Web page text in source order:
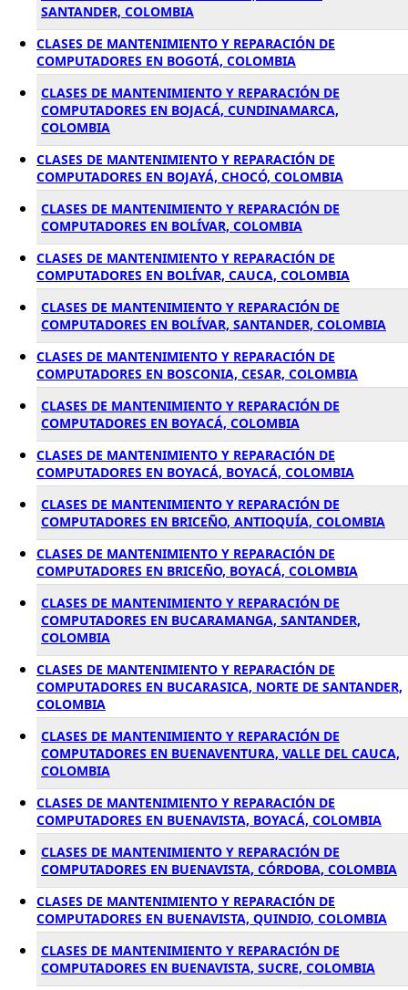
SANTANDER, COLOMBIA
CLASES DE MANTENIMIENTO Y REPARACIÓN DE
COMPUTADORES EN BOGOTÁ, COLOMBIA
CLASES DE MANTENIMIENTO Y REPARACIÓN DE
COMPUTADORES EN BOJACÁ, CUNDINAMARCA,
COLOMBIA
CLASES DE MANTENIMIENTO Y REPARACIÓN DE
COMPUTADORES EN BOJAYÁ, CHOCÓ, COLOMBIA
CLASES DE MANTENIMIENTO Y REPARACIÓN DE
COMPUTADORES EN BOLÍVAR, COLOMBIA
CLASES DE MANTENIMIENTO Y REPARACIÓN DE
COMPUTADORES EN BOLÍVAR, CAUCA, COLOMBIA
CLASES DE MANTENIMIENTO Y REPARACIÓN DE
COMPUTADORES EN BOLÍVAR, SANTANDER, COLOMBIA
CLASES DE MANTENIMIENTO Y REPARACIÓN DE
COMPUTADORES EN BOSCONIA, CESAR, COLOMBIA
CLASES DE MANTENIMIENTO Y REPARACIÓN DE
COMPUTADORES EN BOYACÁ, COLOMBIA
CLASES DE MANTENIMIENTO Y REPARACIÓN DE
COMPUTADORES EN BOYACÁ, BOYACÁ, COLOMBIA
CLASES DE MANTENIMIENTO Y REPARACIÓN DE
COMPUTADORES EN BRICEÑO, ANTIOQUÍA, COLOMBIA
CLASES DE MANTENIMIENTO Y REPARACIÓN DE
COMPUTADORES EN BRICEÑO, BOYACÁ, COLOMBIA
CLASES DE MANTENIMIENTO Y REPARACIÓN DE
COMPUTADORES EN BUCARAMANGA, SANTANDER,
COLOMBIA
CLASES DE MANTENIMIENTO Y REPARACIÓN DE
COMPUTADORES EN BUCARASICA, NORTE DE SANTANDER,
COLOMBIA
CLASES DE MANTENIMIENTO Y REPARACIÓN DE
COMPUTADORES EN BUENAVENTURA, VALLE DEL CAUCA,
COLOMBIA
CLASES DE MANTENIMIENTO Y REPARACIÓN DE
COMPUTADORES EN BUENAVISTA, BOYACÁ, COLOMBIA
CLASES DE MANTENIMIENTO Y REPARACIÓN DE
COMPUTADORES EN BUENAVISTA, CÓRDOBA, COLOMBIA
CLASES DE MANTENIMIENTO Y REPARACIÓN DE
COMPUTADORES EN BUENAVISTA, QUINDIO, COLOMBIA
CLASES DE MANTENIMIENTO Y REPARACIÓN DE
COMPUTADORES EN BUENAVISTA, SUCRE, COLOMBIA